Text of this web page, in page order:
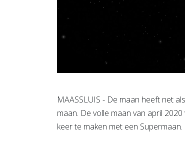
MAASSLUIS - De maan heeft net
maan. De volle maan van april
keer te maken met een